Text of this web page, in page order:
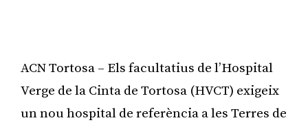
ACN Tortosa – Els facultatius de l’Hospital
Verge de la Cinta de Tortosa (HVCT) exigeix
un nou hospital de referència a les Terres de